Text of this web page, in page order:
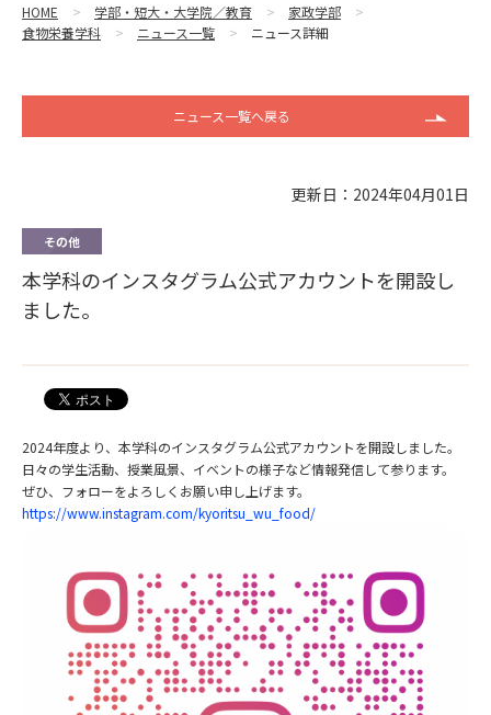
HOME 学部・短大・大学院／教育
家政学部
食物栄養学科
ニュース一覧 ニュース詳細
ニュース一覧へ戻る
更新日：2024年04月01日
その他
本学科のインスタグラム公式アカウントを開設し
ました。
2024年度より、本学科のインスタグラム公式アカウントを開設しました。
日々の学生活動、授業風景、イベントの様子など情報発信して参ります。
ぜひ、フォローをよろしくお願い申し上げます。
https://www.instagram.com/kyoritsu_wu_food/